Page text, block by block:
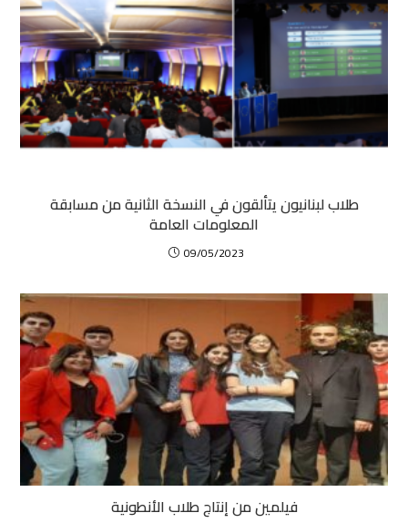
طلاب لبنانيون يتألقون في النسخة الثانية من مسابقة
المعلومات العامة
09/05/2023
فيلمين من إنتاج طلاب الأنطونية